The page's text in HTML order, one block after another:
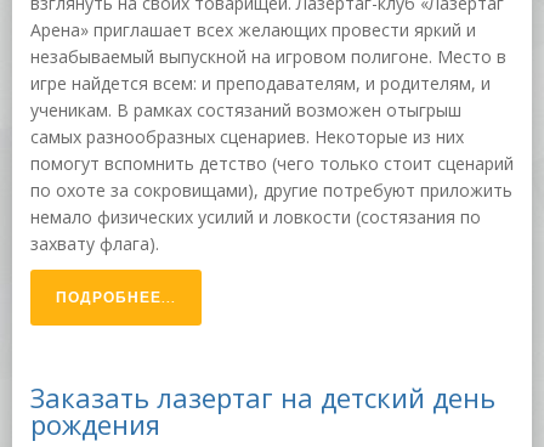
Арена» приглашает всех желающих провести яркий и
незабываемый выпускной на игровом полигоне. Место в
игре найдется всем: и преподавателям, и родителям, и
ученикам. В рамках состязаний возможен отыгрыш
самых разнообразных сценариев. Некоторые из них
помогут вспомнить детство (чего только стоит сценарий
по охоте за сокровищами), другие потребуют приложить
немало физических усилий и ловкости (состязания по
захвату флага).
ПОДРОБНЕЕ...
Заказать лазертаг на детский день
рождения